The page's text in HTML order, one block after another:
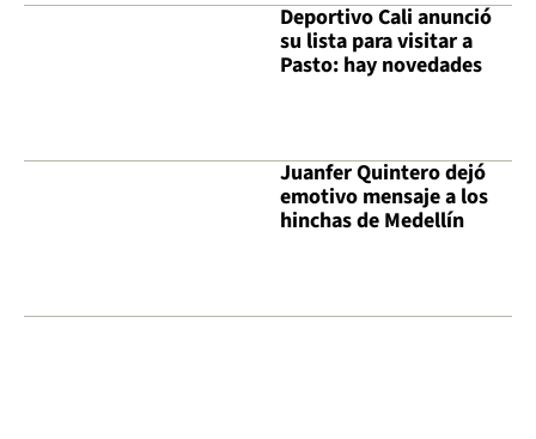
Deportivo Cali anunció
su lista para visitar a
Pasto: hay novedades
Juanfer Quintero dejó
emotivo mensaje a los
hinchas de Medellín